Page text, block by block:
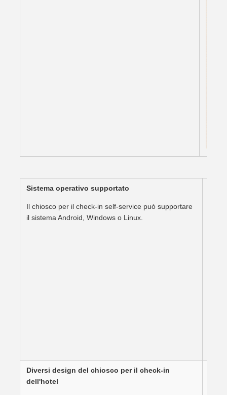
Sistema operativo supportato
Il chiosco per il check-in self-service può supportare
il sistema Android, Windows o Linux.
Diversi design del chiosco per il check-in
dell'hotel